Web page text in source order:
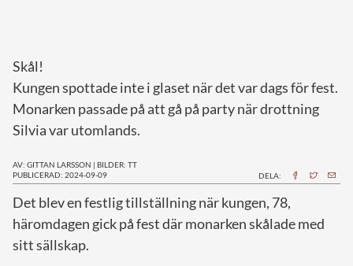
Skål!
Kungen spottade inte i glaset när det var dags för fest.
Monarken passade på att gå på party när drottning
Silvia var utomlands.
AV: GITTAN LARSSON | BILDER: TT
PUBLICERAD: 2024-09-09
DELA:
Det blev en festlig tillställning när kungen, 78,
häromdagen gick på fest där monarken skålade med
sitt sällskap.